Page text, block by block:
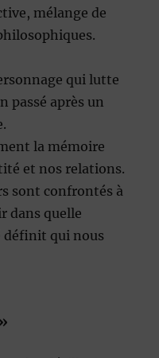
mélange de
qui lutte
passé après un
la mémoire
et nos relations.
sont confrontés à
dans quelle
définit qui nous